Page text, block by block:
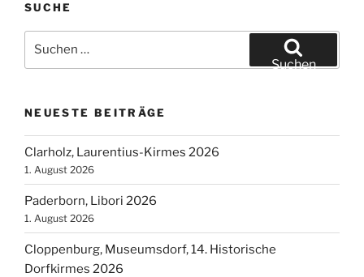
SUCHE
nach:
Suchen
NEUESTE BEITRÄGE
Clarholz, Laurentius-Kirmes 2026
1. August 2026
Paderborn, Libori 2026
1. August 2026
Cloppenburg, Museumsdorf, 14. Historische
Dorfkirmes 2026